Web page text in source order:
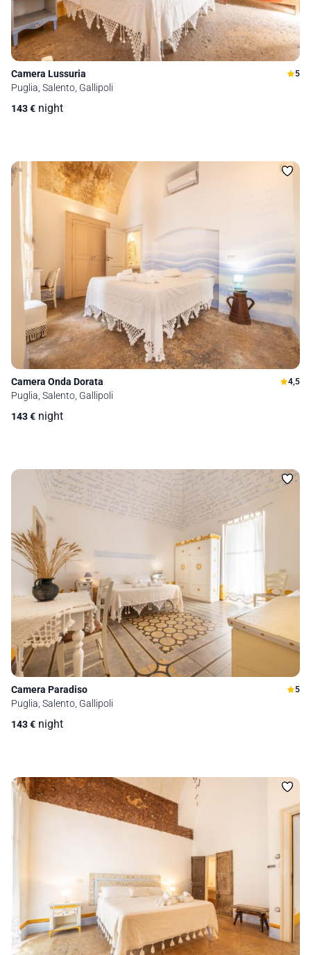
Camera Lussuria 5
Puglia, Salento, Gallipoli
143€ night
Camera Onda Dorata 4,5
Puglia, Salento, Gallipoli
143€ night
Camera Paradiso 5
Puglia, Salento, Gallipoli
143€ night